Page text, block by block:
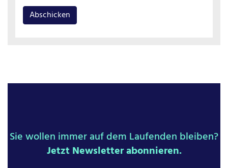
Sie wollen immer auf dem Laufenden bleiben?
Jetzt Newsletter abonnieren.